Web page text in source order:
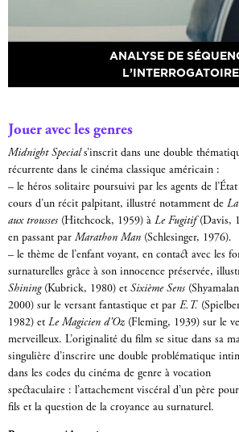
ANALYSE DE
L’INTERROGATOIRE
Jouer avec les genres
Midnight Specials’inscrit dans une double
récurrente dans le cinéma classique américain :
– le héros solitaire poursuivi par les agents de
cours d’un récit palpitant, illustré notamment de
aux trousses (Hitchcock, 1959) à Le Fugitif(Davis,
en passant par Marathon Man (Schlesinger, 1976).
– le thème de l’enfant voyant, en contact avec les
surnaturelles grâce à son innocence préservée,
Shining(Kubrick, 1980) et Sixième Sens
2000) sur le versant fantastique et par E.T.
1982) et Le Magicien d’Oz (Fleming, 1939) sur le
merveilleux. L’originalité du film se situe dans sa
singulière d’inscrire une double problématique
dans les codes du cinéma de genre à vocation
spectaculaire : l’attachement viscéral d’un père
fils et la question de la croyance au surnaturel.